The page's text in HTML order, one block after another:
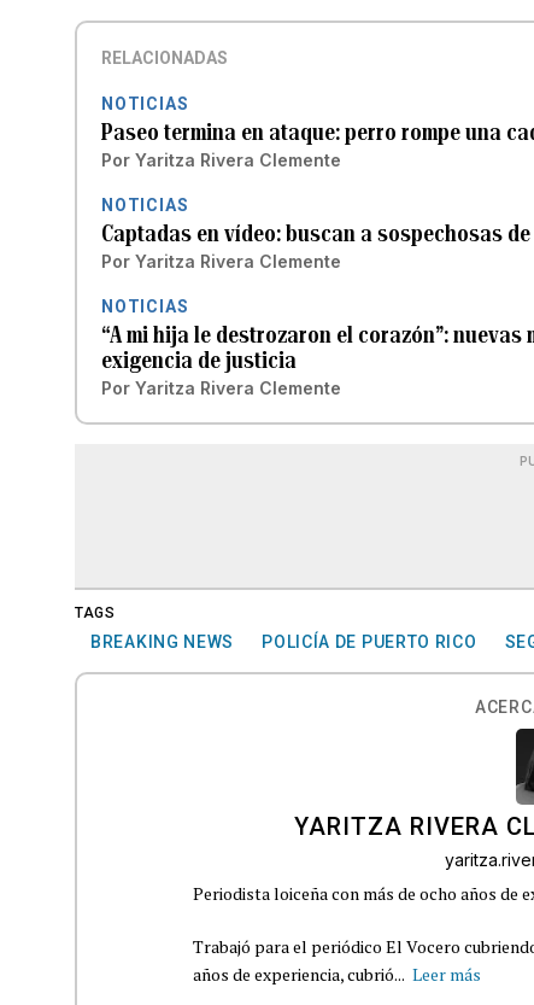
RELACIONADAS
NOTICIAS
Paseo termina en ataque: perro rompe una
Por Yaritza Rivera Clemente
NOTICIAS
Captadas en vídeo: buscan a sospechosas
Por Yaritza Rivera Clemente
NOTICIAS
“A mi hija le destrozaron el corazón”:
exigencia de justicia
Por Yaritza Rivera Clemente
TAGS
BREAKING NEWS POLICÍA DE PUERTO RICO
YARITZA RIVERA
Periodista loiceña con más de ocho años de
Trabajó para el periódico El Vocero
años de experiencia, cubrió... Leer más